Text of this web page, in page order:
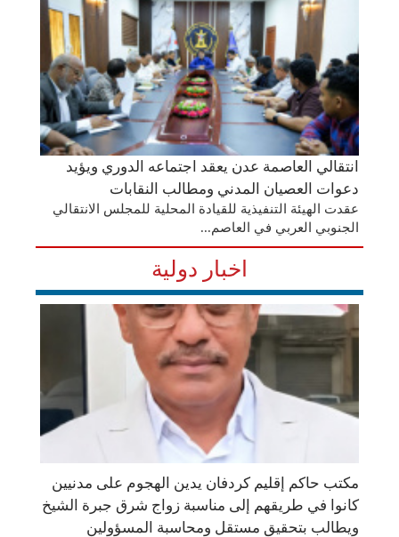
انتقالي العاصمة عدن يعقد اجتماعه الدوري ويؤيد
دعوات العصيان المدني ومطالب النقابات
​عقدت الهيئة التنفيذية للقيادة المحلية للمجلس الانتقالي
الجنوبي العربي في العاصم...
اخبار دولية
مكتب حاكم إقليم كردفان يدين الهجوم على مدنيين
كانوا في طريقهم إلى مناسبة زواج شرق جبرة الشيخ
ويطالب بتحقيق مستقل ومحاسبة المسؤولين